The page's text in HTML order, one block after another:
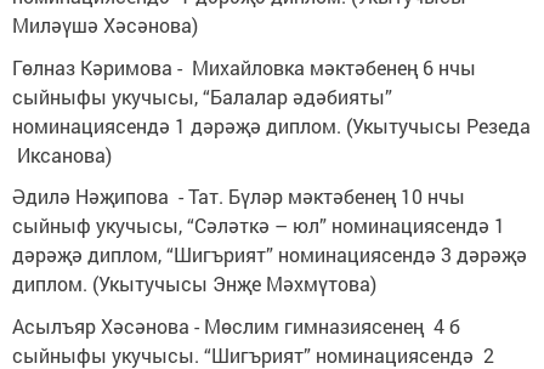
Миләүшә Хәсәнова)
Гөлназ Кәримова - Михайловка мәктәбенең 6 нчы
сыйныфы укучысы, “Балалар әдәбияты”
номинациясендә 1 дәрәҗә диплом. (Укытучысы Резеда
Иксанова)
Әдилә Нәҗипова - Тат. Бүләр мәктәбенең 10 нчы
сыйныф укучысы, “Сәләткә – юл” номинациясендә 1
дәрәҗә диплом, “Шигърият” номинациясендә 3 дәрәҗә
диплом. (Укытучысы Энҗе Мәхмүтова)
Асылъяр Хәсәнова - Мөслим гимназиясенең 4 б
сыйныфы укучысы. “Шигърият” номинациясендә 2